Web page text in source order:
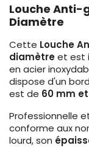
Louche Anti-
Diamètre
Cette Louche
diamètreet est
en acier
dispose d'un
est de 60 mm
Professionnelle
conforme aux
lourd, son